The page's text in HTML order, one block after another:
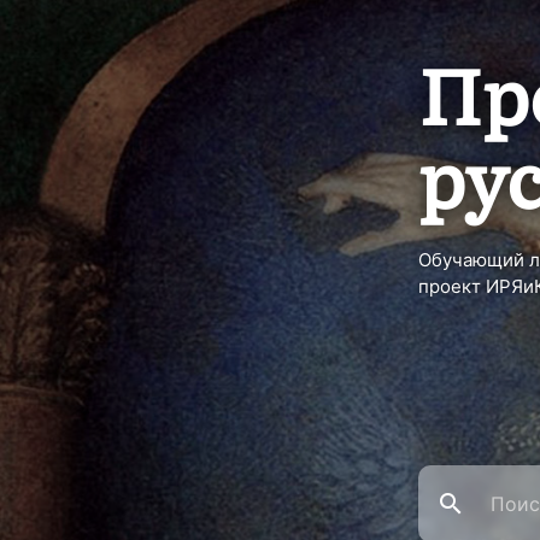
Обучающий
проект
search